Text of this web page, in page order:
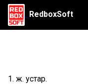
RedboxSoft
1. ж. устар.